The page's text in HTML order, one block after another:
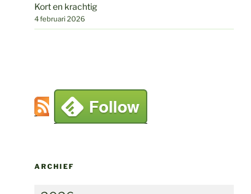
Kort en krachtig
4 februari 2026
ARCHIEF